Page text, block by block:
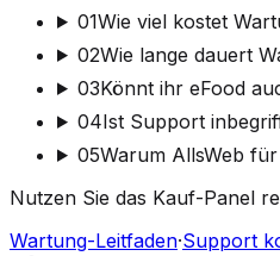
01Wie viel kostet
02Wie lange dauert
03Könnt ihr eFood
04Ist Support
05Warum AllsWeb
Nutzen Sie das Kauf-Panel
Wartung-Leitfaden·Support